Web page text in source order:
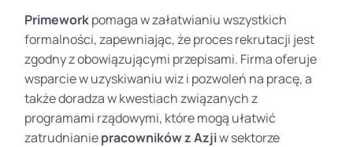
Primeworkpomaga w załatwianiu wszystkich
formalności, zapewniając, że proces rekrutacji jest
zgodny z obowiązującymi przepisami. Firma oferuje
wsparcie w uzyskiwaniu wiz i pozwoleń na pracę, a
także doradza w kwestiach związanych z
programami rządowymi, które mogą ułatwić
zatrudnianiepracowników z Azjiw sektorze